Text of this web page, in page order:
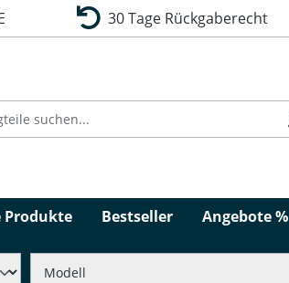
30 Tage Rückgaberecht
Produkte Bestseller Angebote %